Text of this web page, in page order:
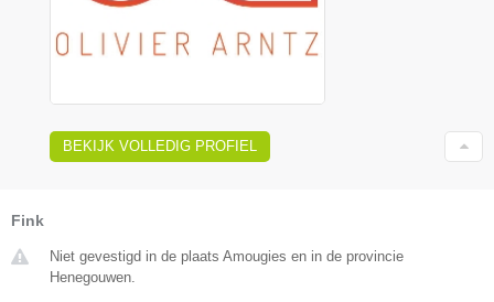
BEKIJK VOLLEDIG PROFIEL
Fink
Niet gevestigd in de plaats Amougies en in de provincie
Henegouwen.